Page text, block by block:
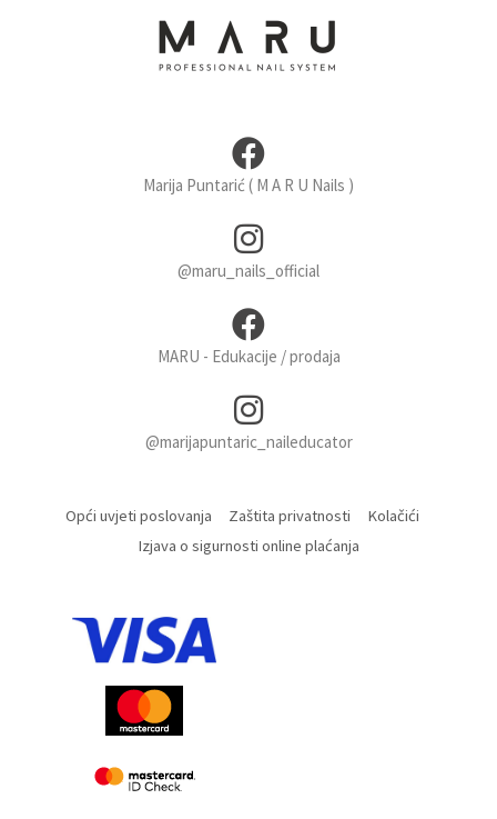
Marija Puntarić ( M A R U Nails )
@maru_nails_official
MARU - Edukacije / prodaja
@marijapuntaric_naileducator
Opći uvjeti poslovanja Zaštita privatnosti
Kolačići
Izjava o sigurnosti online plaćanja